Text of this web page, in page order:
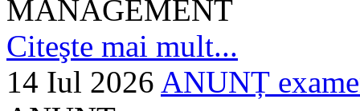
MANAGEMENT
Citeşte mai mult...
14 Iul 2026 ANUNȚ